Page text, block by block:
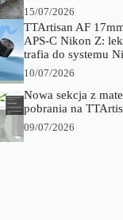
15/07/2026
TTArtisan AF
APS-C Nikon Z:
trafia do systemu
10/07/2026
Nowa sekcja z
pobrania na
09/07/2026